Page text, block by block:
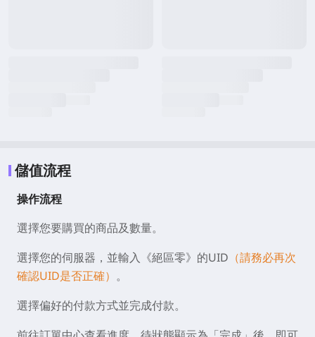
儲值流程
操作流程
選擇您要購買的商品及數量。
選擇您的伺服器，並輸入《絕區零》的UID （請務必再次
確認UID是否正確） 。
選擇偏好的付款方式並完成付款。